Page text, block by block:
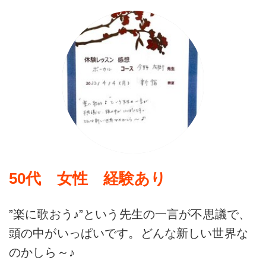
50代 女性 経験あり
”楽に歌おう♪”という先生の一言が不思議で、
頭の中がいっぱいです。どんな新しい世界な
のかしら～♪